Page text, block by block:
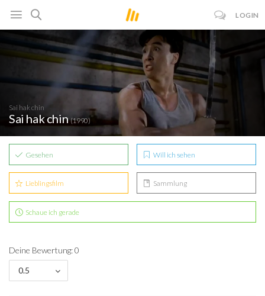
LOGIN
Sai hak chin
Sai hak chin(1990)
Gesehen Will ich sehen
Lieblingsfilm Sammlung
Schaue ich gerade
Deine Bewertung: 0
0.5